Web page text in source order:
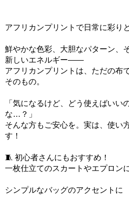
アフリカンプリントで日常に彩り
鮮やかな色彩、大胆なパターン、
新しいエネルギー——
アフリカンプリントは、ただの布
そのもの。
「気になるけど、どう使えばいい
な…？」
そんな方もご安心を。実は、使い
す！
🧵 初心者さんにもおすすめ！
一枚仕立てのスカートやエプロン
シンプルなバッグのアクセントに